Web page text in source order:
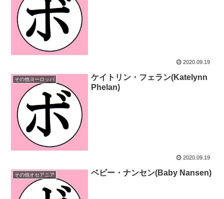
2020.09.19
その他ヨーロッパ
ケイトリン・フェラン(Katelynn
Phelan)
2020.09.19
その他オセアニア ベビー・ナンセン(Baby Nansen)